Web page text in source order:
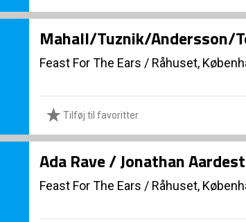
Mahall/Tuznik/Andersson/
Feast For The Ears / Råhuset,
Tilføj til favoritter
Ada Rave / Jonathan
Feast For The Ears / Råhuset,